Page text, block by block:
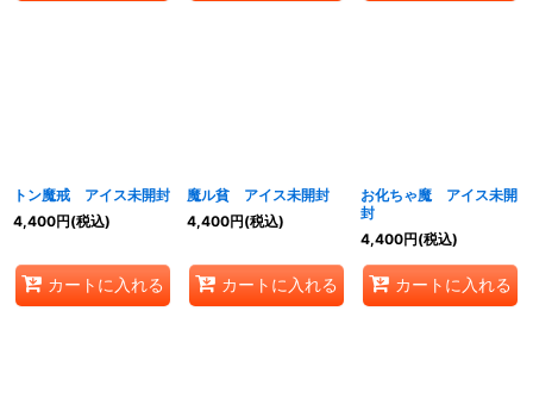
トン魔戒 アイス未開封
4,400円(税込)
カートに入れる
魔ル貧 アイス未開封
4,400円(税込)
カートに入れる
お化ちゃ魔 アイス未開
封
4,400円(税込)
カートに入れる